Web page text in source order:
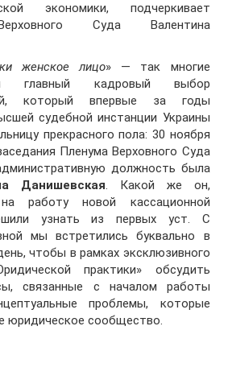
экономики, подчеркивает
Суда Валентина
женское лицо» — так многие
главный кадровый выбор
который впервые за годы
судебной инстанции Украины
прекрасного пола: 30 ноября
Пленума Верховного Суда
должность была
Данишевская. Какой же он,
работу новой кассационной
узнать из первых уст. С
мы встретились буквально в
чтобы в рамках эксклюзивного
практики» обсудить
связанные с началом работы
проблемы, которые
юридическое сообщество.